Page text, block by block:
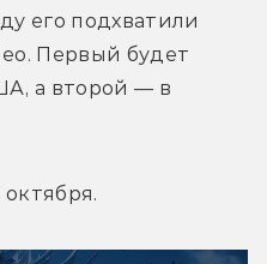
его подхватили
Первый будет
а второй — в